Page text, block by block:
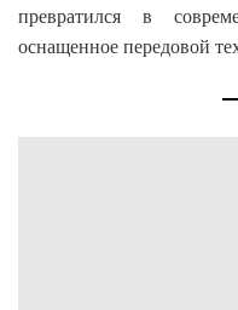
превратился в
оснащенное передовой